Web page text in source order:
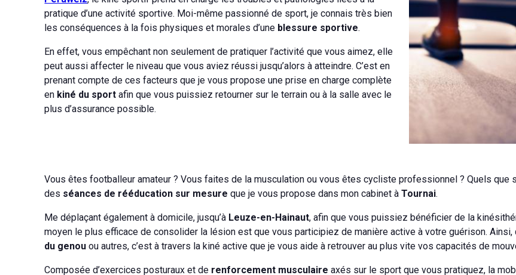
pratique d’une activité sportive. Moi-même passionné de sport, je connais très bien
les conséquences à la fois physiques et morales d’une blessure sportive.
En effet, vous empêchant non seulement de pratiquer l’activité que vous aimez, elle
peut aussi affecter le niveau que vous aviez réussi jusqu’alors à atteindre. C’est en
prenant compte de ces facteurs que je vous propose une prise en charge complète
en kiné du sport afin que vous puissiez retourner sur le terrain ou à la salle avec le
plus d’assurance possible.
Vous êtes footballeur amateur ? Vous faites de la musculation ou vous êtes cycliste professionnel ? Quels
des séances de rééducation sur mesureque je vous propose dans mon cabinet àTournai.
Me déplaçant également à domicile, jusqu’à Leuze-en-Hainaut, afin que vous puissiez bénéficier de la
moyen le plus efficace de consolider la lésion est que vous participiez de manière active à votre guérison. Ainsi,
du genou ou autres, c’est à travers la kiné active que je vous aide à retrouver au plus vite vos capacités de
Composée d’exercices posturaux et de renforcement musculaire axés sur le sport que vous pratiquez, la